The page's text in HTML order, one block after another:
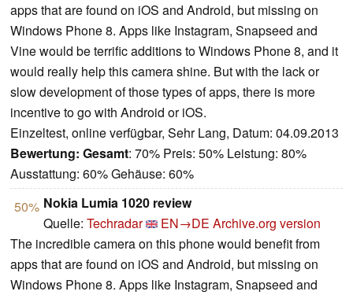
apps that are found on iOS and Android, but missing on
Windows Phone 8. Apps like Instagram, Snapseed and
Vine would be terrific additions to Windows Phone 8, and it
would really help this camera shine. But with the lack or
slow development of those types of apps, there is more
incentive to go with Android or iOS.
Einzeltest, online verfügbar, Sehr Lang, Datum: 04.09.2013
Bewertung: Gesamt: 70% Preis: 50% Leistung: 80%
Ausstattung: 60% Gehäuse: 60%
50% Nokia Lumia 1020 review
Quelle: Techradar EN→DE Archive.org version
The incredible camera on this phone would benefit from
apps that are found on iOS and Android, but missing on
Windows Phone 8. Apps like Instagram, Snapseed and